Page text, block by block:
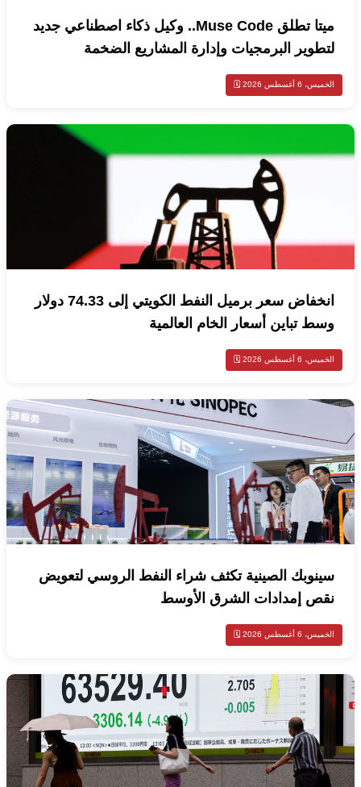
ميتا تطلق Muse Code.. وكيل ذكاء اصطناعي جديد
لتطوير البرمجيات وإدارة المشاريع الضخمة
الخميس، 6 أغسطس 2026 🗓️
انخفاض سعر برميل النفط الكويتي إلى 74.33 دولار
وسط تباين أسعار الخام العالمية
الخميس، 6 أغسطس 2026 🗓️
سينوبك الصينية تكثف شراء النفط الروسي لتعويض
نقص إمدادات الشرق الأوسط
الخميس، 6 أغسطس 2026 🗓️